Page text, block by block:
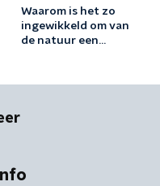
Waarom is het zo
ingewikkeld om van
de natuur een
Info